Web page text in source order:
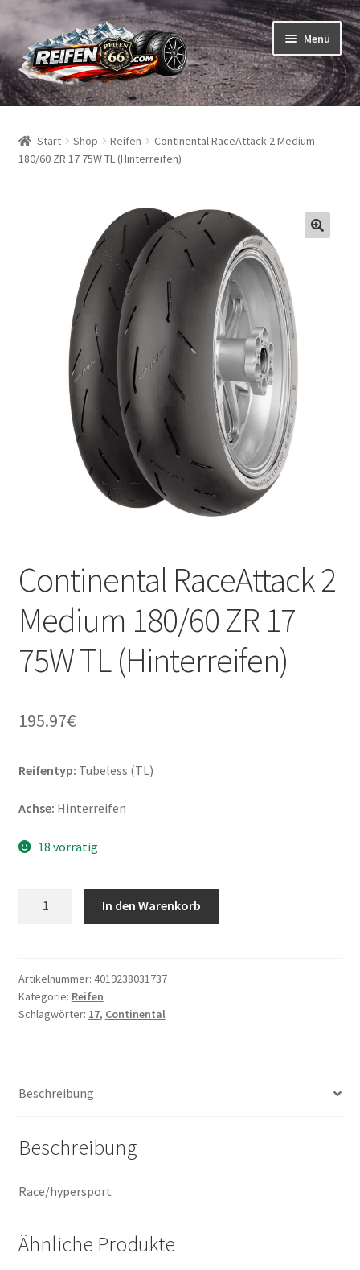
Zur
Navigation
springen
Zum
Inhalt
springen
Menü
Reifen
Schläuche
Reifentests
Start Shop Reifen
Continental RaceAttack 2 Medium
180/60 ZR 17 75W TL (Hinterreifen)
Continental RaceAttack 2
Medium 180/60 ZR 17
75W TL (Hinterreifen)
195.97€
Reifentyp: Tubeless (TL)
Achse: Hinterreifen
18 vorrätig
180/60
ZR
17
Menge
In den Warenkorb
Artikelnummer: 4019238031737
Kategorie: Reifen
Schlagwörter: 17, Continental
Beschreibung
Beschreibung
Race/hypersport
Ähnliche Produkte